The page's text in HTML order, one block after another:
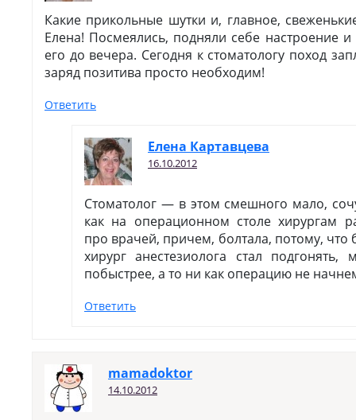
Какие прикольные шутки и, главное,
Елена! Посмеялись, подняли себе настроение и
его до вечера. Сегодня к стоматологу поход
заряд позитива просто необходим!
Ответить
Елена Картавцева
16.10.2012
Стоматолог — в этом смешного мало,
как на операционном столе хирургам
про врачей, причем, болтала, потому,
хирург анестезиолога стал
побыстрее, а то ни как операцию не
Ответить
mamadoktor
14.10.2012